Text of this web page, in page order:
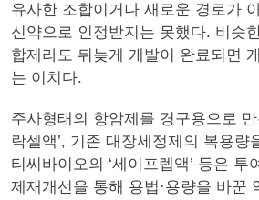
유사한 조합이거나 새로운 경로가
신약으로 인정받지는 못했다. 비슷
합제라도 뒤늦게 개발이 완료되면
는 이치다.
주사형태의 항암제를 경구용으로
락셀액’, 기존 대장세정제의 복용량
티씨바이오의 ‘세이프렙액’ 등은 투
제재개선을 통해 용법·용량을 바꾼